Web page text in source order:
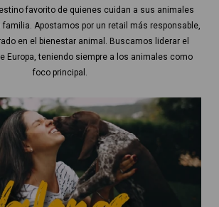
favorito de quienes cuidan a sus animales
Apostamos por un retail más responsable,
en el bienestar animal. Buscamos liderar el
Europa, teniendo siempre a los animales como
foco principal.